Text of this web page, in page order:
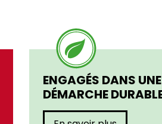
ENGAGÉS DANS UNE
DÉMARCHE